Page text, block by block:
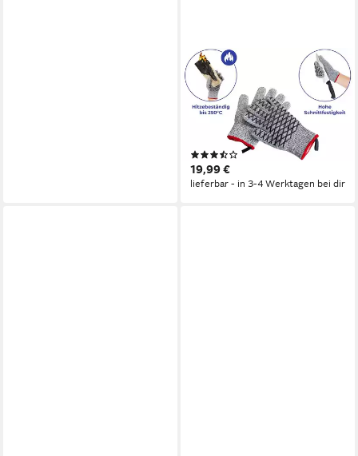
MAXIMEX
Grillhandschuhe 2in1, (Set, 2-
tlg), Schnittschutzhandschuhe
für Damen, hitzebeständige
Küchenhandschuhe
(4)
19,99 €
lieferbar - in 3-4 Werktagen bei dir